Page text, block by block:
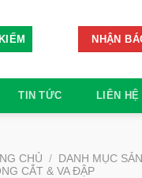
NHẬN
TIN TỨC LIÊN HỆ
CHỦ /
DANH MỤC
CẮT & VA ĐẬP